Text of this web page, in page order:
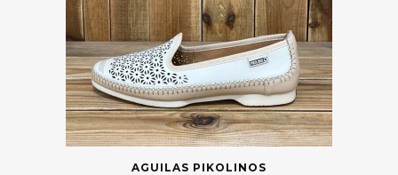
AGUILAS PIKOLINOS